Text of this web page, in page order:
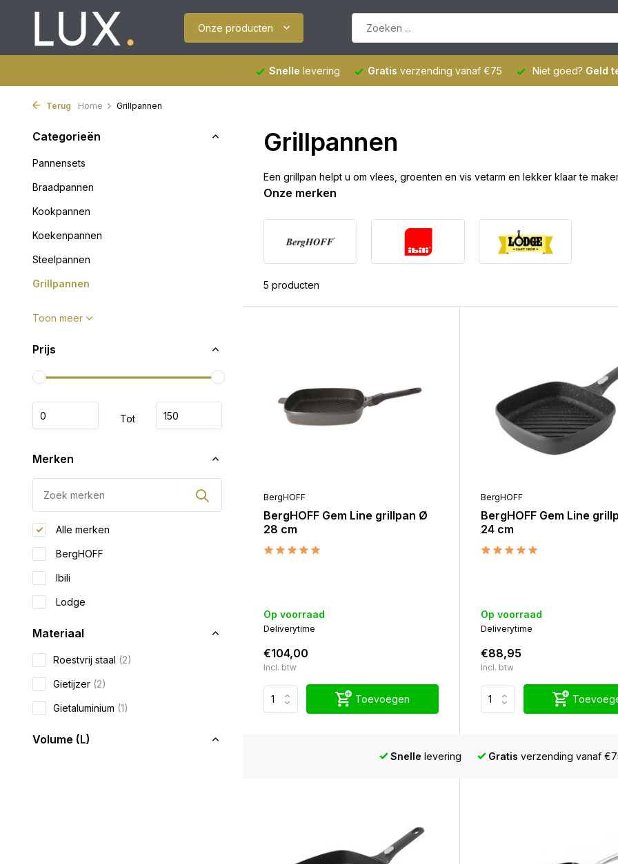
Onze producten
Snelle levering Gratis verzending vanaf €75 Niet goed? Geld
Terug Home Grillpannen
Categorieën
Pannensets
Braadpannen
Kookpannen
Koekenpannen
Steelpannen
Grillpannen
Toon meer
Prijs
Tot
Merken
Alle merken
BergHOFF
Ibili
Lodge
Materiaal
Roestvrij staal (2)
Gietijzer (2)
Gietaluminium (1)
Volume (L)
Grillpannen
Een grillpan helpt u om vlees, groenten en vis vetarm en lekker klaar te
Onze merken
5 producten
BergHOFF
BergHOFF Gem Line grillpan Ø
28 cm
Op voorraad
Deliverytime
€104,00
Incl. btw
Toevoegen
BergHOFF
BergHOFF Gem Line
24 cm
Op voorraad
Deliverytime
€88,95
Incl. btw
Snelle levering Gratis verzending vanaf